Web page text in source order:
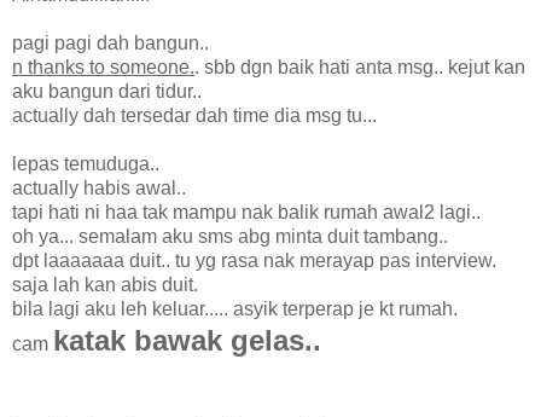
pagi pagi dah bangun..
n thanks to someone.. sbb dgn baik hati anta msg.. kejut kan
aku bangun dari tidur..
actually dah tersedar dah time dia msg tu...
lepas temuduga..
actually habis awal..
tapi hati ni haa tak mampu nak balik rumah awal2 lagi..
oh ya... semalam aku sms abg minta duit tambang..
dpt laaaaaaa duit.. tu yg rasa nak merayap pas interview.
saja lah kan abis duit.
bila lagi aku leh keluar..... asyik terperap je kt rumah.
cam katak bawak gelas..